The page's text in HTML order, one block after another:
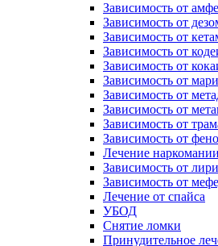
Зависимость от
Зависимость от
Зависимость от
Зависимость от
Зависимость от
Зависимость от
Зависимость от
Зависимость от
Зависимость от
Зависимость от
Лечение
Зависимость от
Зависимость от
Лечение от спайса
УБОД
Снятие ломки
Принудительное